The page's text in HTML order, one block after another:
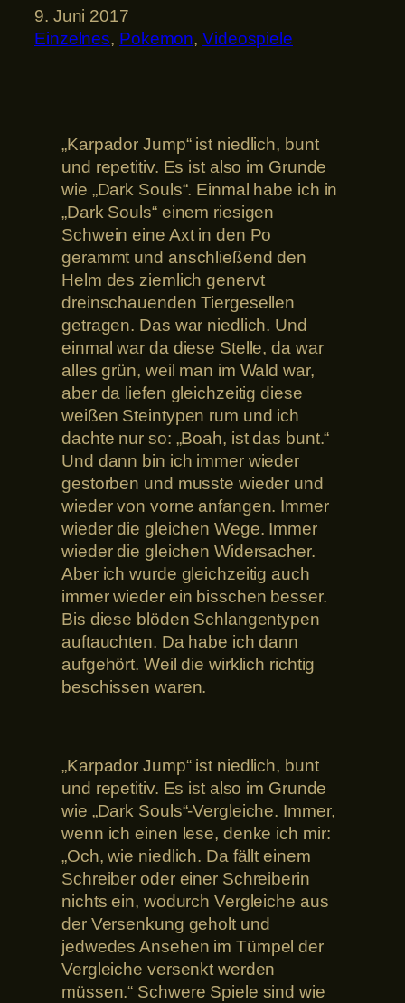
9. Juni 2017
Einzelnes, Pokemon, Videospiele
„Karpador Jump“ ist niedlich, bunt
und repetitiv. Es ist also im Grunde
wie „Dark Souls“. Einmal habe ich in
„Dark Souls“ einem riesigen
Schwein eine Axt in den Po
gerammt und anschließend den
Helm des ziemlich genervt
dreinschauenden Tiergesellen
getragen. Das war niedlich. Und
einmal war da diese Stelle, da war
alles grün, weil man im Wald war,
aber da liefen gleichzeitig diese
weißen Steintypen rum und ich
dachte nur so: „Boah, ist das bunt.“
Und dann bin ich immer wieder
gestorben und musste wieder und
wieder von vorne anfangen. Immer
wieder die gleichen Wege. Immer
wieder die gleichen Widersacher.
Aber ich wurde gleichzeitig auch
immer wieder ein bisschen besser.
Bis diese blöden Schlangentypen
auftauchten. Da habe ich dann
aufgehört. Weil die wirklich richtig
beschissen waren.
„Karpador Jump“ ist niedlich, bunt
und repetitiv. Es ist also im Grunde
wie „Dark Souls“-Vergleiche. Immer,
wenn ich einen lese, denke ich mir:
„Och, wie niedlich. Da fällt einem
Schreiber oder einer Schreiberin
nichts ein, wodurch Vergleiche aus
der Versenkung geholt und
jedwedes Ansehen im Tümpel der
Vergleiche versenkt werden
müssen.“ Schwere Spiele sind wie